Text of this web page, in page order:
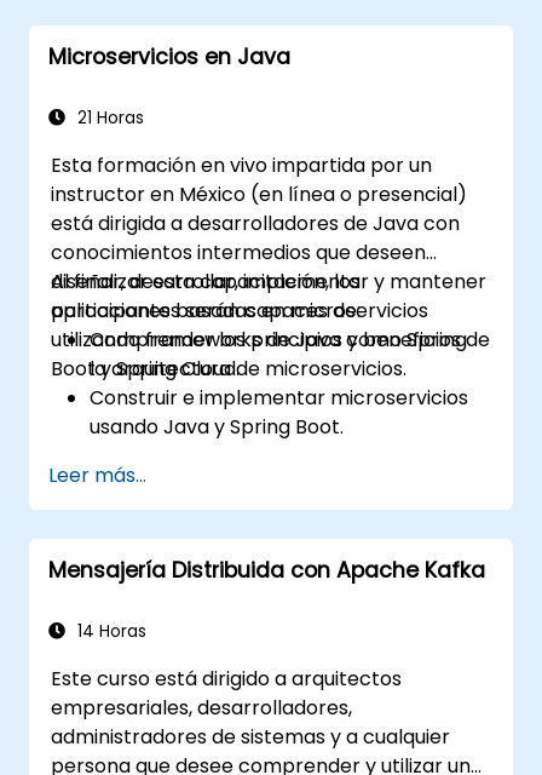
Integrar Istio con Calico para políticas de
red avanzadas y mayor seguridad.
Microservicios en Java
21 Horas
Esta formación en vivo impartida por un
instructor en México (en línea o presencial)
está dirigida a desarrolladores de Java con
conocimientos intermedios que deseen
diseñar, desarrollar, implementar y mantener
aplicaciones basadas en microservicios
utilizando frameworks de Java como Spring
Boot y Spring Cloud.
Al finalizar esta capacitación, los
participantes serán capaces de:
Comprender los principios y beneficios de
la arquitectura de microservicios.
Construir e implementar microservicios
usando Java y Spring Boot.
servicios, la gestión de configuraciones y
las puertas de enlace API (API gateways).
Asegurar, supervisar y escalar
microservicios de manera efectiva.
Docker y Kubernetes.
Leer más...
Mensajería Distribuida con Apache Kafka
14 Horas
Este curso está dirigido a arquitectos
empresariales, desarrolladores,
administradores de sistemas y a cualquier
persona que desee comprender y utilizar un